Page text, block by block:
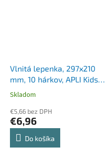
Vlnitá lepenka, 297x210
mm, 10 hárkov, APLI Kids,
mix farieb
Skladom
€5,66 bez DPH
€6,96
Do košíka